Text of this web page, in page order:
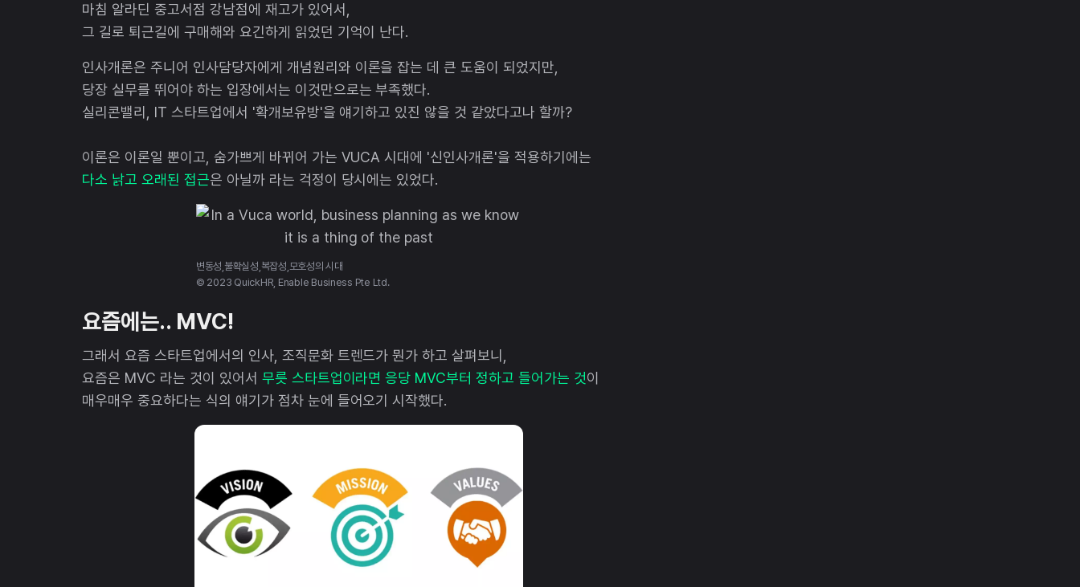
마침 알라딘 중고서점 강남점에 재고가 있어서,
그 길로 퇴근길에 구매해와 요긴하게 읽었던 기억이 난다.
인사개론은 주니어 인사담당자에게 개념원리와 이론을 잡는 데 큰 도움이 되었지만,
당장 실무를 뛰어야 하는 입장에서는 이것만으로는 부족했다.
실리콘밸리, IT 스타트업에서 '확개보유방'을 얘기하고 있진 않을 것 같았다고나 할까?
이론은 이론일 뿐이고, 숨가쁘게 바뀌어 가는 VUCA 시대에 '신인사개론'을 적용하기에는
다소 낡고 오래된 접근은 아닐까 라는 걱정이 당시에는 있었다.
변동성,불확실성,복잡성,모호성의 시대
© 2023 QuickHR, Enable Business Pte Ltd.
요즘에는.. MVC!
그래서 요즘 스타트업에서의 인사, 조직문화 트렌드가 뭔가 하고 살펴보니,
요즘은 MVC 라는 것이 있어서 무릇 스타트업이라면 응당 MVC부터 정하고 들어가는 것이
매우매우 중요하다는 식의 얘기가 점차 눈에 들어오기 시작했다.